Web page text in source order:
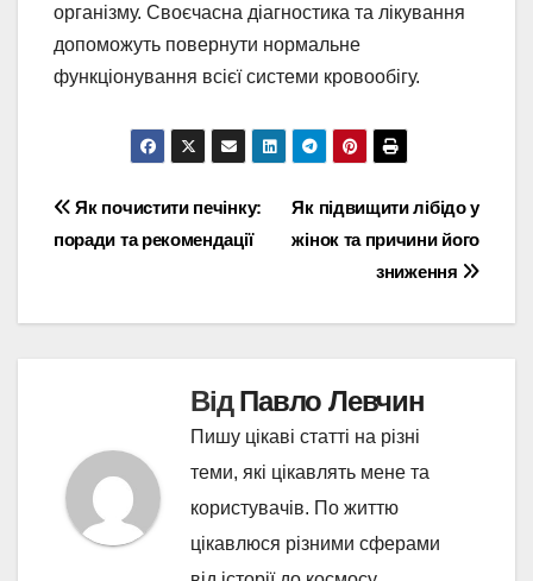
організму. Своєчасна діагностика та лікування
допоможуть повернути нормальне
функціонування всієї системи кровообігу.
Навігація
записів
Як підвищити лібідо у
жінок та причини його
зниження
Як почистити печінку:
поради та рекомендації
ВідПавло Левчин
Пишу цікаві статті на різні
теми, які цікавлять мене та
користувачів. По життю
цікавлюся різними сферами